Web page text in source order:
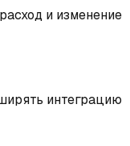
и изменение
интеграцию